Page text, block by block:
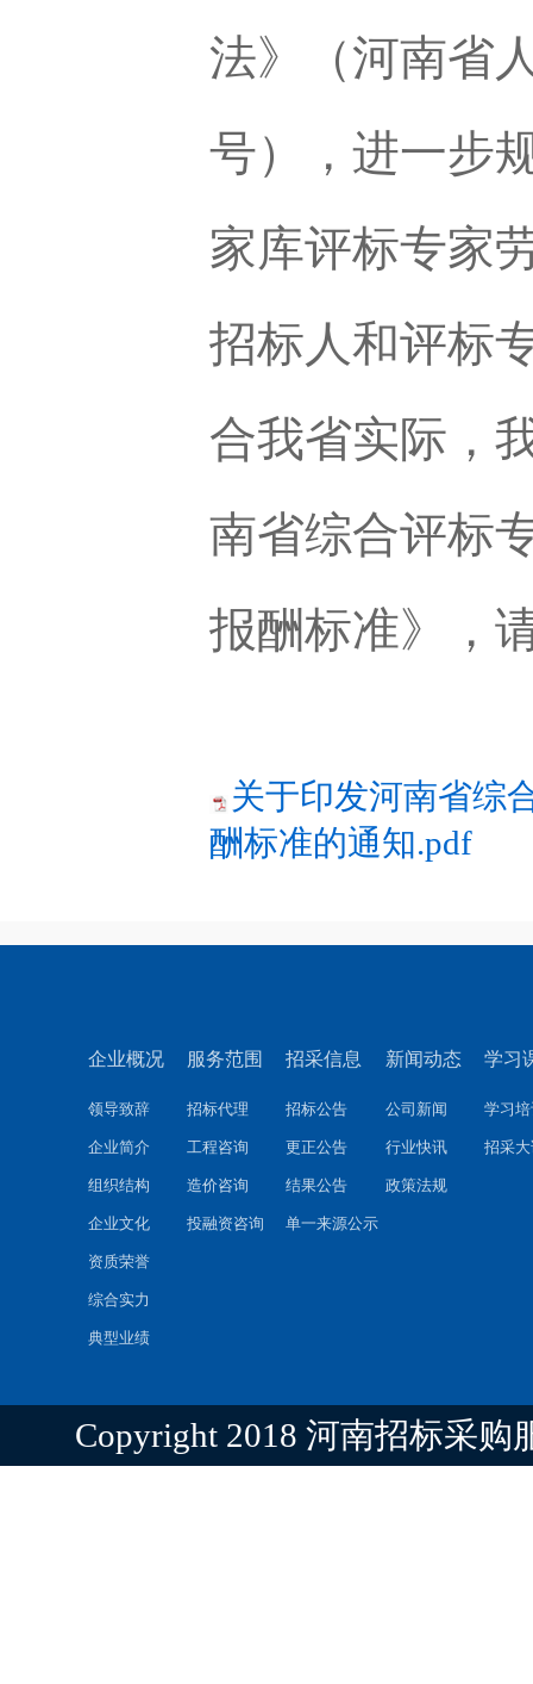
法》（河南省
号），进一步
家库评标专家
招标人和评标
合我省实际，
南省综合评标
报酬标准》，
关于印发河南省综
酬标准的通知.pdf
企业概况
领导致辞
企业简介
组织结构
企业文化
资质荣誉
综合实力
典型业绩
服务范围
招标代理
工程咨询
造价咨询
投融资咨询
招采信息
招标公告
更正公告
结果公告
单一来源公示
新闻动态
公司新闻
行业快讯
政策法规
学习
学习
招采
Copyright 2018 河南招标采